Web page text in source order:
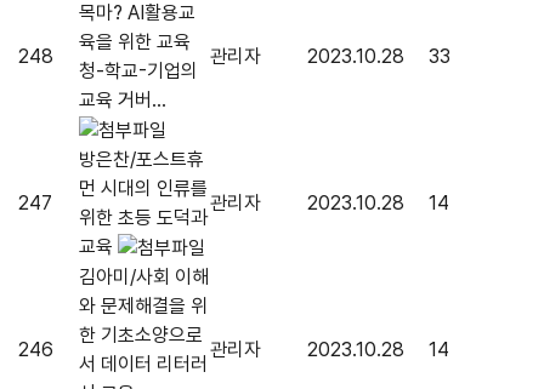
248
목마? AI활용교
육을 위한 교육
청-학교-기업의
교육 거버...
관리자 2023.10.28 33
247
방은찬/포스트휴
먼 시대의 인류를
위한 초등 도덕과
교육
관리자 2023.10.28 14
246
김아미/사회 이해
와 문제해결을 위
한 기초소양으로
서 데이터 리터러
관리자 2023.10.28 14